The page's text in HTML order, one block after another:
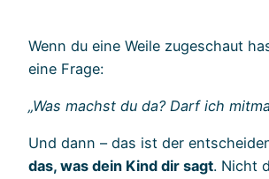
Wenn du eine Weile zugeschaut
eine Frage:
„Was machst du da? Darf ich
Und dann – das ist der
das, was dein Kind dir sagt. Nicht